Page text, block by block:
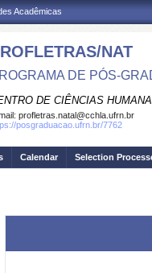
Acadêmicas
NAT
DE PÓS-
DE CIÊNCIAS
profletras.natal@cchla.ufrn.br
posgraduacao.ufrn.br/7762
Calendar Selection